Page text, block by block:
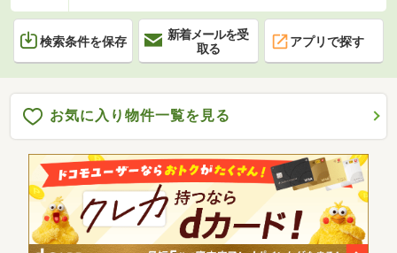
検索条件を保存
新着メールを受
取る
アプリで探す
お気に入り物件一覧を見る